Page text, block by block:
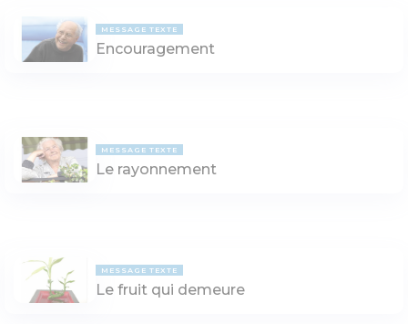
MESSAGE TEXTE
Encouragement
MESSAGE TEXTE
Le rayonnement
MESSAGE TEXTE
Le fruit qui demeure